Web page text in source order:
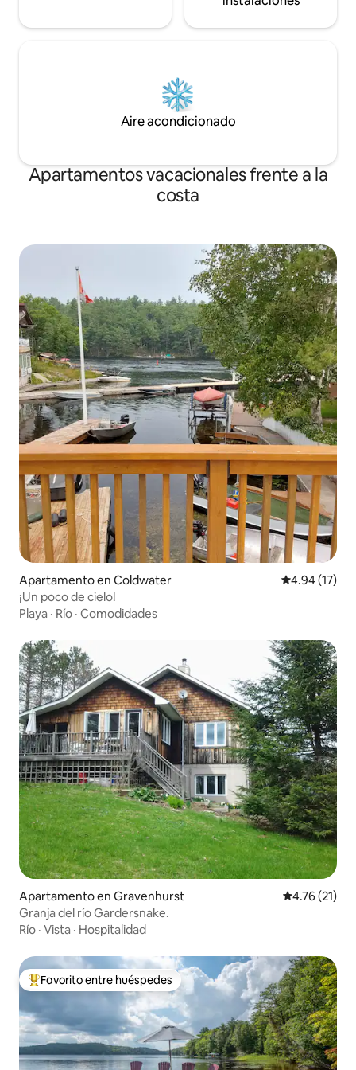
Aire acondicionado
Apartamentos vacacionales frente a la
costa
Apartamento en Coldwater Calificación
4.94 (17)
¡Un poco de cielo!
Playa · Río · Comodidades
Apartamento en Gravenhurst Calificación
4.76 (21)
Granja del río Gardersnake.
Río · Vista · Hospitalidad
Favorito entre huéspedes preferido
Favorito entre huéspedes